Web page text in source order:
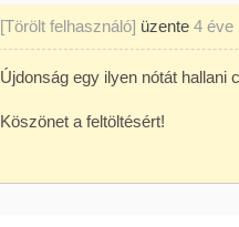
[Törölt felhasználó] üzente 4 éve
Újdonság egy ilyen nótát hallani
Köszönet a feltöltésért!